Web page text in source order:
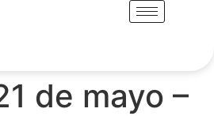
de mayo –